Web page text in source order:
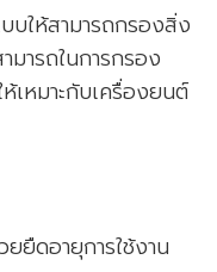
บให้สามารถกรองสิ่ง
ารถในการกรอง
เหมาะกับเครื่องยนต์
ยืดอายุการใช้งาน